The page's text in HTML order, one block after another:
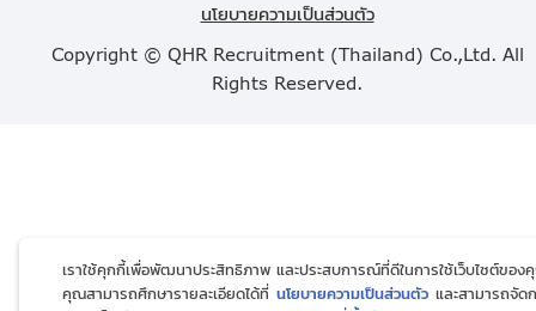
นโยบายความเป็นส่วนตัว
Copyright © QHR Recruitment (Thailand) Co.,Ltd. All
Rights Reserved.
เราใช้คุกกี้เพื่อพัฒนาประสิทธิภาพ และประสบการณ์ที่ดีในการใช้เว็บไซต์ของ
คุณสามารถศึกษารายละเอียดได้ที่ นโยบายความเป็นส่วนตัว และสามารถจัด